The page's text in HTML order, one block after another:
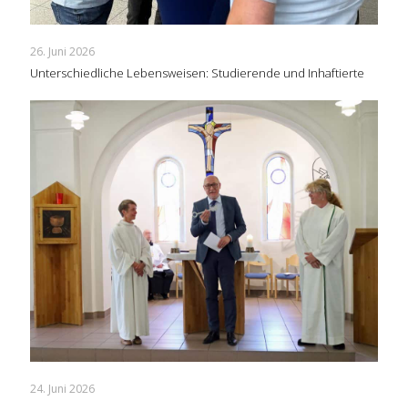
26. Juni 2026
Unterschiedliche Lebensweisen: Studierende und Inhaftierte
24. Juni 2026